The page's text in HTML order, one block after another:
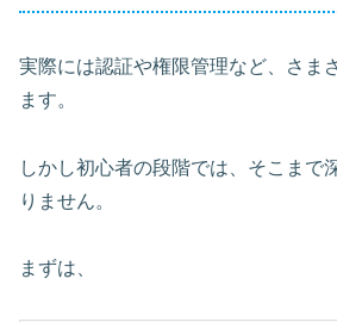
実際には認証や権限管理など、さま
ます。
しかし初心者の段階では、そこまで
りません。
まずは、